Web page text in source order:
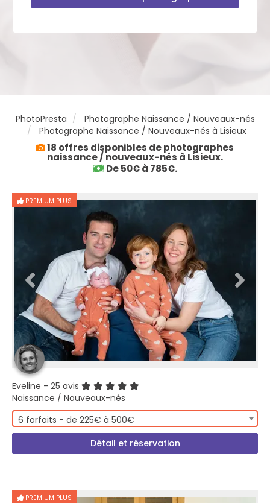
PhotoPresta
Photographe Naissance / Nouveaux-nés
Photographe Naissance / Nouveaux-nés à Lisieux
18 offres disponibles de photographes
naissance / nouveaux-nés à Lisieux.
De 50€ à 785€.
PREMIUM PLUS
Eveline - 25 avis
Naissance / Nouveaux-nés
6 forfaits - de 225€ à 500€
Détail et réservation
PREMIUM PLUS